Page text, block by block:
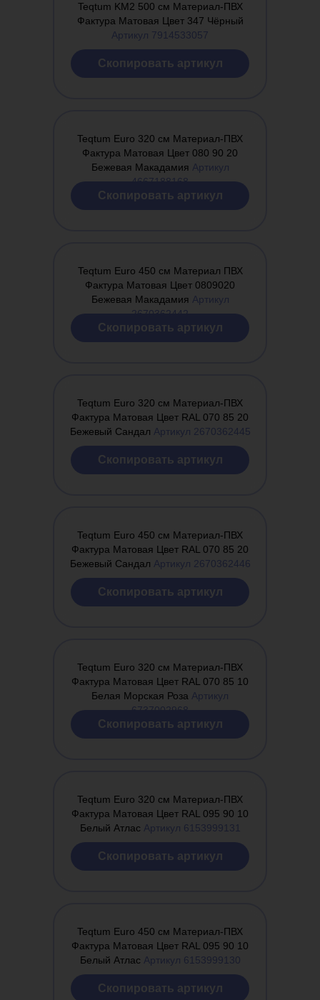
Teqtum KM2 500 см Материал-ПВХ
Фактура Матовая Цвет 347 Чёрный
Артикул 7914533057
Cкопировать артикул
Teqtum Euro 320 см Материал-ПВХ
Фактура Матовая Цвет 080 90 20
Бежевая Макадамия Артикул
4667188168
Cкопировать артикул
Teqtum Euro 450 см Материал ПВХ
Фактура Матовая Цвет 0809020
Бежевая Макадамия Артикул
2670362442
Cкопировать артикул
Teqtum Euro 320 см Материал-ПВХ
Фактура Матовая Цвет RAL 070 85 20
Бежевый Сандал Артикул 2670362445
Cкопировать артикул
Teqtum Euro 450 см Материал-ПВХ
Фактура Матовая Цвет RAL 070 85 20
Бежевый Сандал Артикул 2670362446
Cкопировать артикул
Teqtum Euro 320 см Материал-ПВХ
Фактура Матовая Цвет RAL 070 85 10
Белая Морская Роза Артикул
6737002968
Cкопировать артикул
Teqtum Euro 320 см Материал-ПВХ
Фактура Матовая Цвет RAL 095 90 10
Белый Атлас Артикул 6153999131
Cкопировать артикул
Teqtum Euro 450 см Материал-ПВХ
Фактура Матовая Цвет RAL 095 90 10
Белый Атлас Артикул 6153999130
Cкопировать артикул